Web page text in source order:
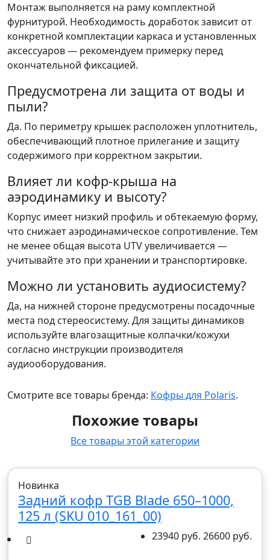
Монтаж выполняется на раму комплектной
фурнитурой. Необходимость доработок зависит от
конкретной комплектации каркаса и установленных
аксессуаров — рекомендуем примерку перед
окончательной фиксацией.
Предусмотрена ли защита от воды и
пыли?
Да. По периметру крышек расположен уплотнитель,
обеспечивающий плотное прилегание и защиту
содержимого при корректном закрытии.
Влияет ли кофр-крыша на
аэродинамику и высоту?
Корпус имеет низкий профиль и обтекаемую форму,
что снижает аэродинамическое сопротивление. Тем
не менее общая высота UTV увеличивается —
учитывайте это при хранении и транспортировке.
Можно ли установить аудиосистему?
Да, на нижней стороне предусмотрены посадочные
места под стереосистему. Для защиты динамиков
используйте влагозащитные колпачки/кожухи
согласно инструкции производителя
аудиооборудования.
Смотрите все товары бренда: Кофры для Polaris.
Похожие товары
Все товары этой категории
Новинка
Задний кофр TGB Blade 650–1000,
125 л (SKU 010_161_00)
23940 руб. 26600 руб.